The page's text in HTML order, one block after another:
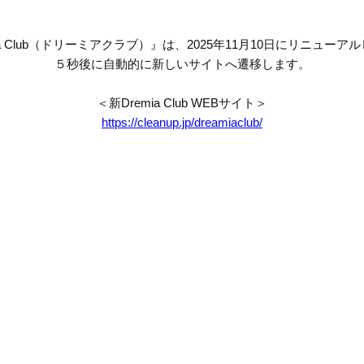
Club（ドリーミアクラブ）』は、2025年11月10日にリニューアル
５秒後に自動的に新しいサイトへ遷移します。
＜新Dremia Club WEBサイト＞
https://cleanup.jp/dreamiaclub/